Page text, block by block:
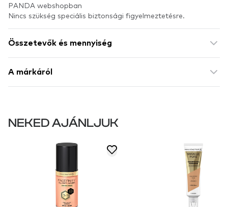
PANDA webshopban
Nincs szükség speciális biztonsági figyelmeztetésre.
Összetevők és mennyiség
A márkáról
NEKED AJÁNLJUK